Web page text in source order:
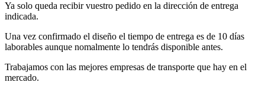
Ya solo queda recibir vuestro pedido en la dirección de entrega
indicada.
Una vez confirmado el diseño el tiempo de entrega es de 10 días
laborables aunque nomalmente lo tendrás disponible antes.
Trabajamos con las mejores empresas de transporte que hay en el
mercado.